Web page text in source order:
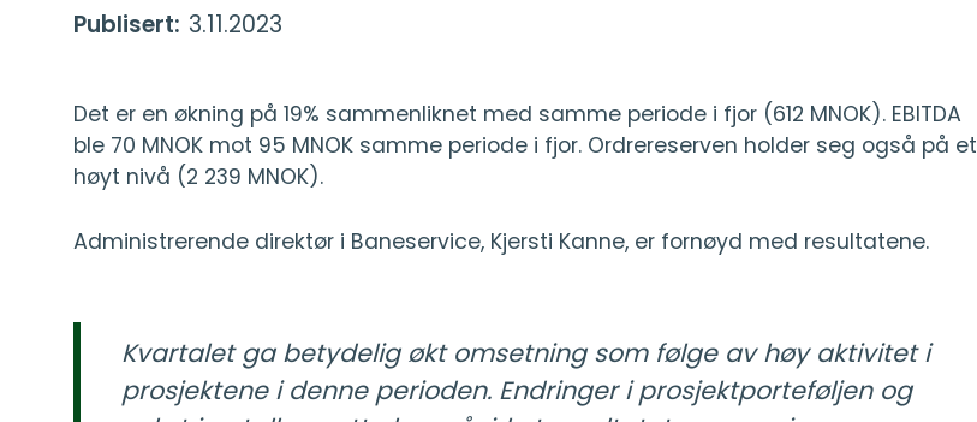
Publisert: 3.11.2023
Det er en økning på 19% sammenliknet med samme periode i fjor (612 MNOK). EBITDA
ble 70 MNOK mot 95 MNOK samme periode i fjor. Ordrereserven holder seg også på et
høyt nivå (2 239 MNOK).
Administrerende direktør i Baneservice, Kjersti Kanne, er fornøyd med resultatene.
Kvartalet ga betydelig økt omsetning som følge av høy aktivitet i
prosjektene i denne perioden. Endringer i prosjektporteføljen og